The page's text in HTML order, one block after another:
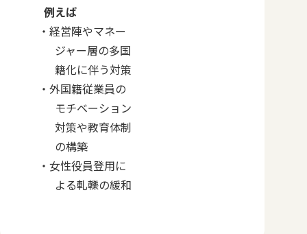
例えば
経営陣やマネー
ジャー層の多国
籍化に伴う対策
外国籍従業員の
モチベーション
対策や教育体制
の構築
女性役員登用に
よる軋轢の緩和